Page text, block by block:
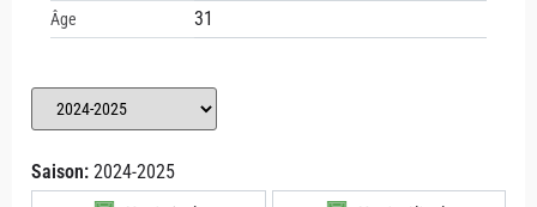
Âge 31
Saison: 2024-2025